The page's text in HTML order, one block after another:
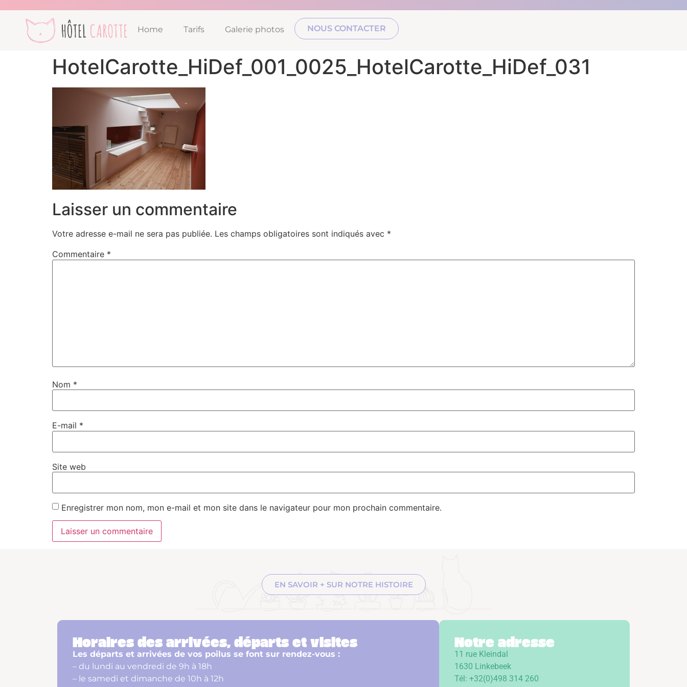
Home Tarifs Galerie photos NOUS CONTACTER
HotelCarotte_HiDef_001_0025_HotelCarotte_HiDef_031
Laisser un commentaire
Votre adresse e-mail ne sera pas publiée. Les champs obligatoires sont indiqués avec *
Commentaire *
Nom *
E-mail *
Site web
Enregistrer mon nom, mon e-mail et mon site dans le navigateur pour mon prochain commentaire.
EN SAVOIR + SUR NOTRE HISTOIRE
Horaires des arrivées, départs et visites
Les départs et arrivées de vos poilus se font sur rendez-vous :
– du lundi au vendredi de 9h à 18h
– le samedi et dimanche de 10h à 12h
Notre adresse
11 rue Kleindal
1630 Linkebeek
Tél: +32(0)498 314 260